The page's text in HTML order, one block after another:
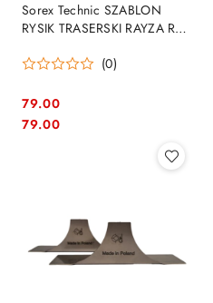
Sorex Technic SZABLON
RYSIK TRASERSKI RAYZA RT
(0)
Cena:
79.00
Cena:
79.00